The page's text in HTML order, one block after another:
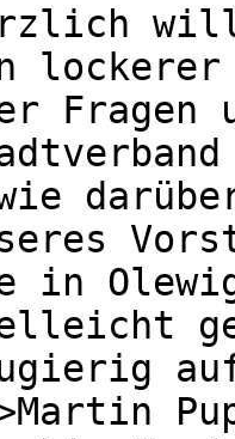
lockerer
Fragen
in